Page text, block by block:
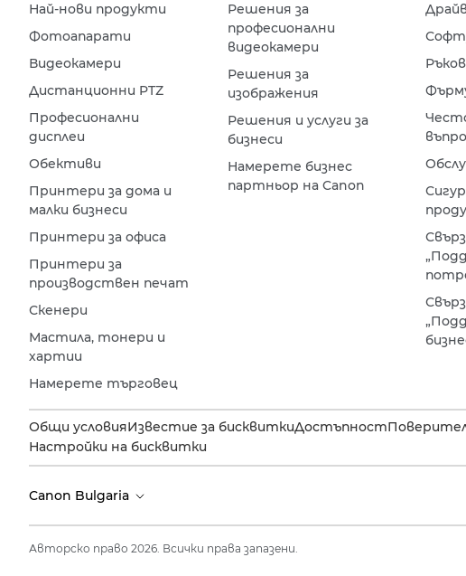
Най-нови продукти
Фотоапарати
Видеокамери
Дистанционни PTZ
Професионални
дисплеи
Обективи
Принтери за дома и
малки бизнеси
Принтери за офиса
Принтери за
производствен печат
Скенери
Мастила, тонери и
хартии
Намерете търговец
Решения за
професионални
видеокамери
Решения за
изображения
Решения и услуги за
бизнеси
Намерете бизнес
партньор на Canon
Общи условияИзвестие за бисквиткиДостъпност
Настройки на бисквитки
Canon Bulgaria
Авторско право 2026. Всички права запазени.